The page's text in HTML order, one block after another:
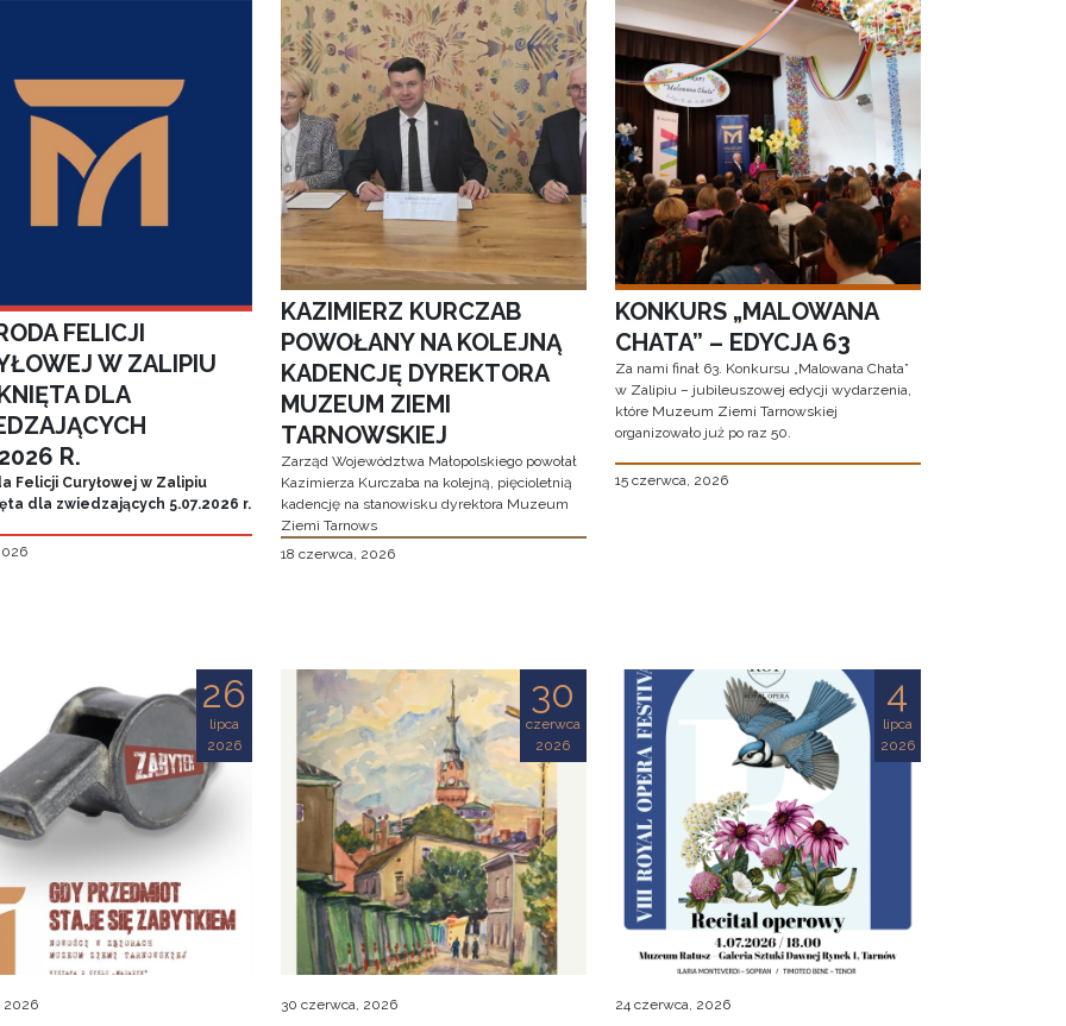
FELICJI
W ZALIPIU
DLA
R.
Felicji Curyłowej w Zalipiu
dla zwiedzających 5.07.2026 r.
KAZIMIERZ KURCZAB
POWOŁANY NA KOLEJNĄ
KADENCJĘ DYREKTORA
MUZEUM ZIEMI
TARNOWSKIEJ
Zarząd Województwa Małopolskiego powołał
Kazimierza Kurczaba na kolejną, pięcioletnią
kadencję na stanowisku dyrektora Muzeum
Ziemi Tarnows
18 czerwca, 2026
KONKURS „MALOWANA
CHATA” – EDYCJA 63
Za nami finał 63. Konkursu „Malowana Chata”
w Zalipiu – jubileuszowej edycji wydarzenia,
które Muzeum Ziemi Tarnowskiej
organizowało już po raz 50.
15 czerwca, 2026
26
lipca
2026
2026
30
czerwca
2026
30 czerwca, 2026
4
lipca
2026
24 czerwca, 2026